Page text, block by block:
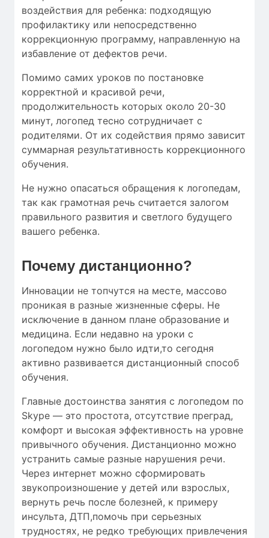
воздействия для ребенка: подходящую
профилактику или непосредственно
коррекционную программу, направленную на
избавление от дефектов речи.
Помимо самих уроков по постановке
корректной и красивой речи,
продолжительность которых около 20-30
минут, логопед тесно сотрудничает с
родителями. От их содействия прямо зависит
суммарная результативность коррекционного
обучения.
Не нужно опасаться обращения к логопедам,
так как грамотная речь считается залогом
правильного развития и светлого будущего
вашего ребенка.
Почему дистанционно?
Инновации не топчутся на месте, массово
проникая в разные жизненные сферы. Не
исключение в данном плане образование и
медицина. Если недавно на уроки с
логопедом нужно было идти,то сегодня
активно развивается дистанционный способ
обучения.
Главные достоинства занятия с логопедом по
Skype — это простота, отсутствие преград,
комфорт и высокая эффективность на уровне
привычного обучения. Дистанционно можно
устранить самые разные нарушения речи.
Через интернет можно сформировать
звукопроизношение у детей или взрослых,
вернуть речь после болезней, к примеру
инсульта, ДТП,помочь при серьезных
трудностях, не редко требующих привлечения